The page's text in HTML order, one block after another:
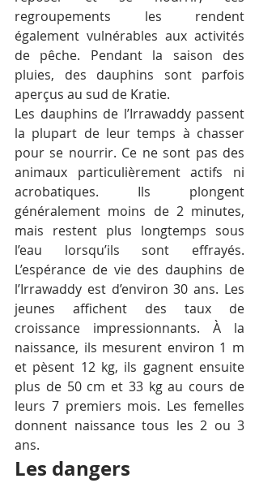
regroupements les rendent
également vulnérables aux activités
de pêche. Pendant la saison des
pluies, des dauphins sont parfois
aperçus au sud de Kratie.
Les dauphins de l’Irrawaddy passent
la plupart de leur temps à chasser
pour se nourrir. Ce ne sont pas des
animaux particulièrement actifs ni
acrobatiques. Ils plongent
généralement moins de 2 minutes,
mais restent plus longtemps sous
l’eau lorsqu’ils sont effrayés.
L’espérance de vie des dauphins de
l’Irrawaddy est d’environ 30 ans. Les
jeunes affichent des taux de
croissance impressionnants. À la
naissance, ils mesurent environ 1 m
et pèsent 12 kg, ils gagnent ensuite
plus de 50 cm et 33 kg au cours de
leurs 7 premiers mois. Les femelles
donnent naissance tous les 2 ou 3
ans.
Les dangers